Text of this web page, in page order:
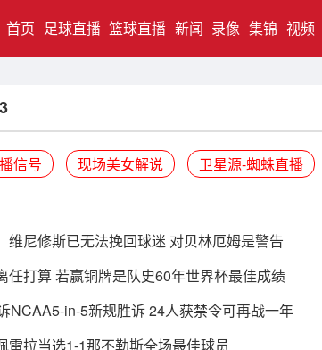
首页 (current)
足球直播 篮球直播 新闻 录像 集锦 视频
信号 现场美女解说 卫星源-蜘蛛直播
维尼修斯已无法挽回球迷 对贝林厄姆是警告
任打算 若赢铜牌是队史60年世界杯最佳成绩
NCAA5-in-5新规胜诉 24人获禁令可再战一年
雷拉当选1-1那不勒斯全场最佳球员